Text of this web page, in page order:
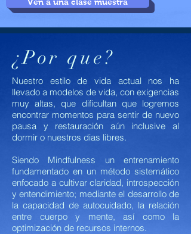
¿Por que?
Nuestro estilo de vida actual nos ha
llevado a modelos de vida, con exigencias
muy altas, que dificultan que logremos
encontrar momentos para sentir de nuevo
pausa y restauración aún inclusive al
dormir o nuestros dias libres.
Siendo Mindfulness un entrenamiento
fundamentado en un método sistemático
enfocado a cultivar claridad, introspección
y entendimiento; mediante el desarrollo de
la capacidad de autocuidado, la relación
entre cuerpo y mente, así como la
optimización de recursos internos.